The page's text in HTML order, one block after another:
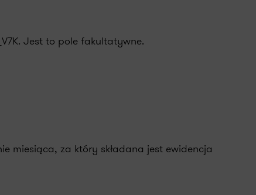
Jest to pole fakultatywne.
miesiąca, za który składana jest ewidencja